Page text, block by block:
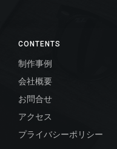
CONTENTS
制作事例
会社概要
お問合せ
アクセス
プライバシーポリシー